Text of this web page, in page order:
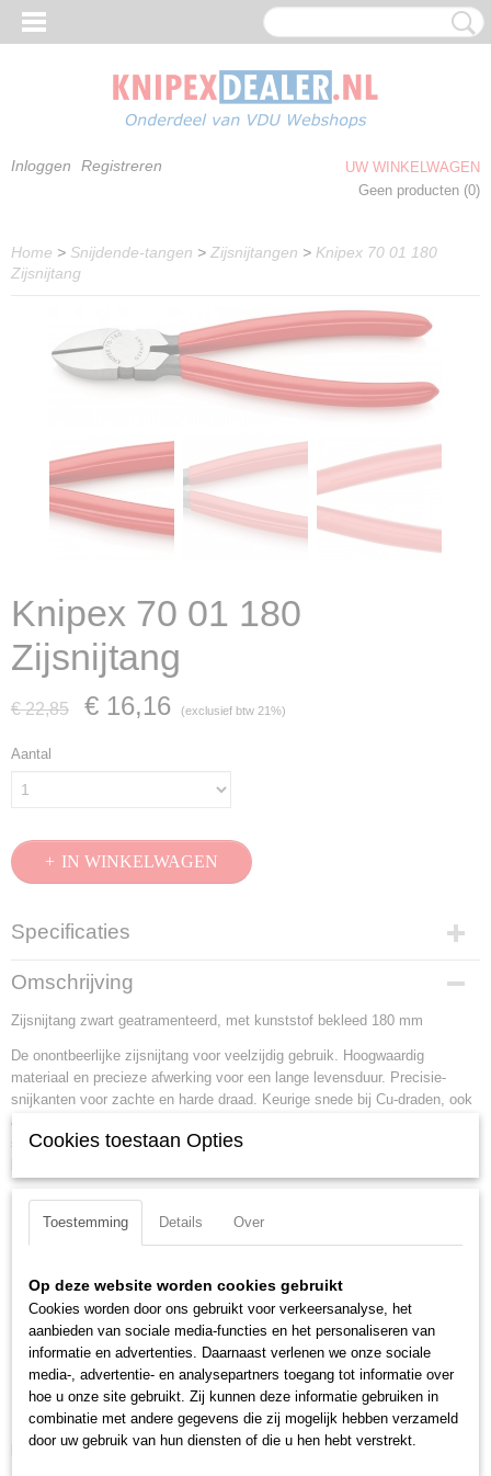
Inloggen Registreren
UW WINKELWAGEN
Geen producten (0)
Home > Snijdende-tangen > Zijsnijtangen > Knipex 70 01 180
Zijsnijtang
Knipex 70 01 180
Zijsnijtang
€ 22,85 € 16,16 (exclusief btw 21%)
Aantal
IN WINKELWAGEN
Specificaties
Productcode
70 01 180
EAN code
Productcode leverancier
70 01 180
0,20 Kg
0,20 Kg
Afmetingen (l,b,h)
18,50 x 5,20 x 1,40 cm
Omschrijving
Zijsnijtang zwart geatramenteerd, met kunststof bekleed 180 mm
De onontbeerlijke zijsnijtang voor veelzijdig gebruik. Hoogwaardig
materiaal en precieze afwerking voor een lange levensduur. Precisie-
snijkanten voor zachte en harde draad. Keurige snede bij Cu-draden, ook
aan de snijtoppen. Snijkanten extra inductief gehard, hardheid van de
snijkanten ca. 62 HRC. Slanke kop voor het gebruik op moeilijk
Lengte:180 mm
Tang afwerking:
zwart geatramenteerd
Kop afwerking: gepolijst
Snijkant:snijkant met facet
Snijcapaciteiten harde draad (diameter):2.5 mm
Snijcapaciteit half harde draad (diameter):3 mm
Snijcapaciteit zachte draad (diameter): 4 mm
DIN:DIN ISO 5749
Downloads:
Cookies toestaan Opties
Toestemming Details Over
Op deze website worden cookies gebruikt
Cookies worden door ons gebruikt voor verkeersanalyse, het
aanbieden van sociale media-functies en het personaliseren van
informatie en advertenties. Daarnaast verlenen we onze sociale
media-, advertentie- en analysepartners toegang tot informatie over
hoe u onze site gebruikt. Zij kunnen deze informatie gebruiken in
combinatie met andere gegevens die zij mogelijk hebben verzameld
door uw gebruik van hun diensten of die u hen hebt verstrekt.